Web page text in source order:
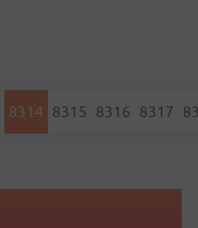
8314 8315 8316 8317